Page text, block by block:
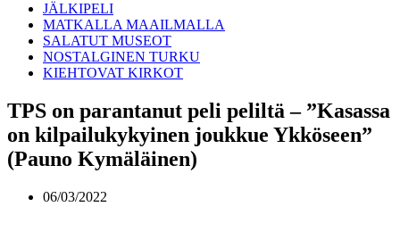
JÄLKIPELI
MATKALLA MAAILMALLA
SALATUT MUSEOT
NOSTALGINEN TURKU
KIEHTOVAT KIRKOT
TPS on parantanut peli peliltä – ”Kasassa
on kilpailukykyinen joukkue Ykköseen”
(Pauno Kymäläinen)
06/03/2022